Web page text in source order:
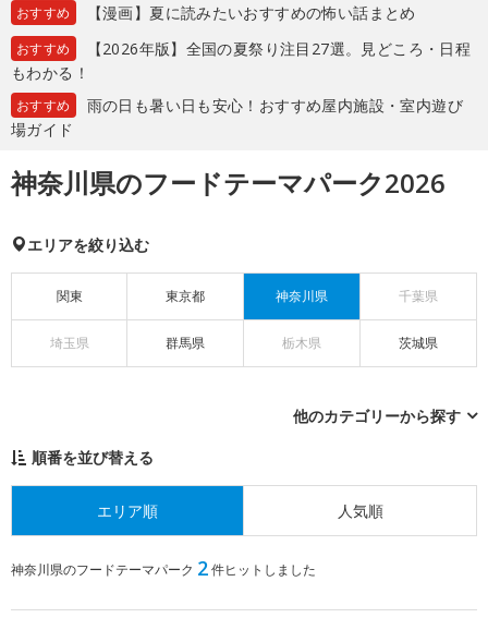
おすすめ 【漫画】夏に読みたいおすすめの怖い話まとめ
おすすめ
【2026年版】全国の夏祭り注目27選。見どころ・日程
もわかる！
おすすめ
雨の日も暑い日も安心！おすすめ屋内施設・室内遊び
場ガイド
神奈川県のフードテーマパーク2026
エリアを絞り込む
関東 東京都 神奈川県 千葉県
埼玉県 群馬県 栃木県 茨城県
他のカテゴリーから探す
順番を並び替える
エリア順 人気順
神奈川県のフードテーマパーク 2件ヒットしました